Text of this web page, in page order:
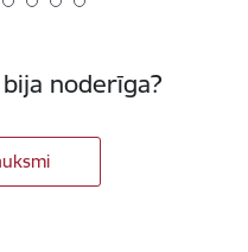
noderīga?